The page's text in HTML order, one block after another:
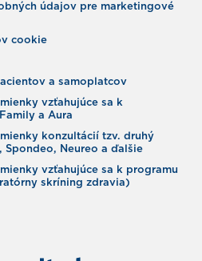
údajov pre marketingové
cookie
a samoplatcov
vzťahujúce sa k
a Aura
konzultácií tzv. druhý
Spondeo, Neureo a ďalšie
vzťahujúce sa k programu
skríning zdravia)